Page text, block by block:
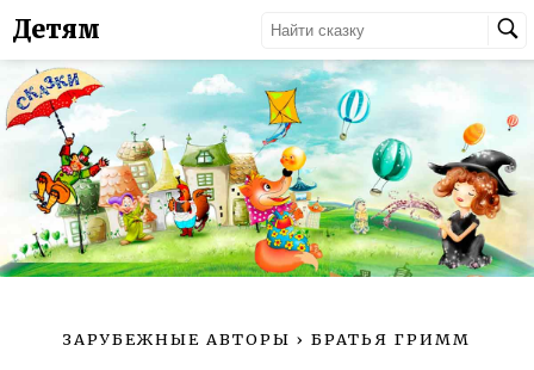
Детям
ЗАРУБЕЖНЫЕ АВТОРЫ › БРАТЬЯ ГРИММ